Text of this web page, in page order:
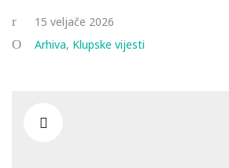
15 veljače 2026
Arhiva, Klupske vijesti